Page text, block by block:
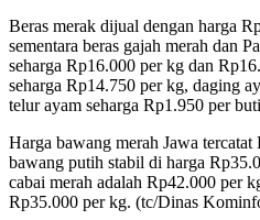
Beras merak dijual dengan harga
sementara beras gajah merah dan
seharga Rp16.000 per kg dan
seharga Rp14.750 per kg, daging
telur ayam seharga Rp1.950 per
Harga bawang merah Jawa
bawang putih stabil di harga
cabai merah adalah Rp42.000 per
Rp35.000 per kg. (tc/Dinas